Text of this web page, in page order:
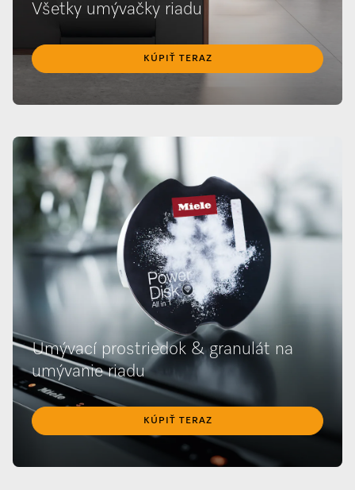
Všetky umývačky riadu
KÚPIŤ TERAZ
Umývací prostriedok & granulát na
umývanie riadu
KÚPIŤ TERAZ